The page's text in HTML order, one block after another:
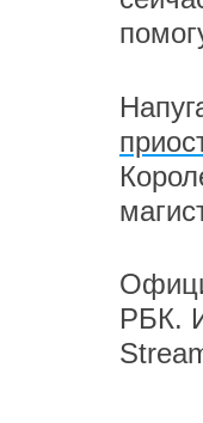
РБК.